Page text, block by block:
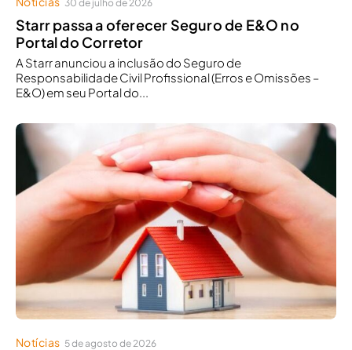
30 de julho de 2026
Starr passa a oferecer Seguro de E&O no
Portal do Corretor
A Starr anunciou a inclusão do Seguro de
Responsabilidade Civil Profissional (Erros e Omissões –
E&O) em seu Portal do...
Notícias 5 de agosto de 2026